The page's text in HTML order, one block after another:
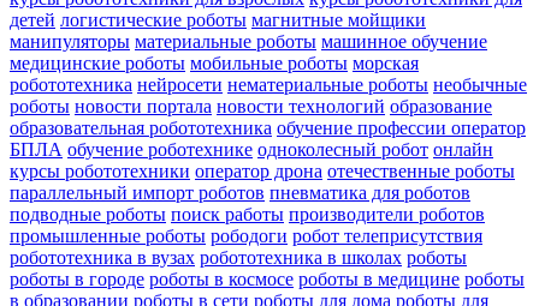
детей логистические роботы магнитные мойщики
манипуляторы материальные роботы машинное обучение
медицинские роботы мобильные роботы морская
робототехника нейросети нематериальные роботы необычные
роботы новости портала новости технологий образование
образовательная робототехника обучение профессии оператор
БПЛА обучение роботехнике одноколесный робот онлайн
курсы робототехники оператор дрона отечественные роботы
параллельный импорт роботов пневматика для роботов
подводные роботы поиск работы производители роботов
промышленные роботы рободоги робот телеприсутствия
робототехника в вузах робототехника в школах роботы
роботы в городе роботы в космосе роботы в медицине роботы
в образовании роботы в сети роботы для дома роботы для